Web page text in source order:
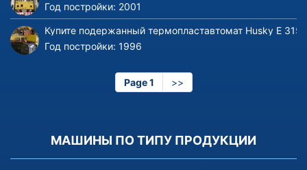
Год постройки: 2001
Купите подержанный термопластавтомат Husky E
Год постройки: 1996
Page 1
Следующая
страница
>>
МАШИНЫ ПО ТИПУ ПРОДУКЦИИ